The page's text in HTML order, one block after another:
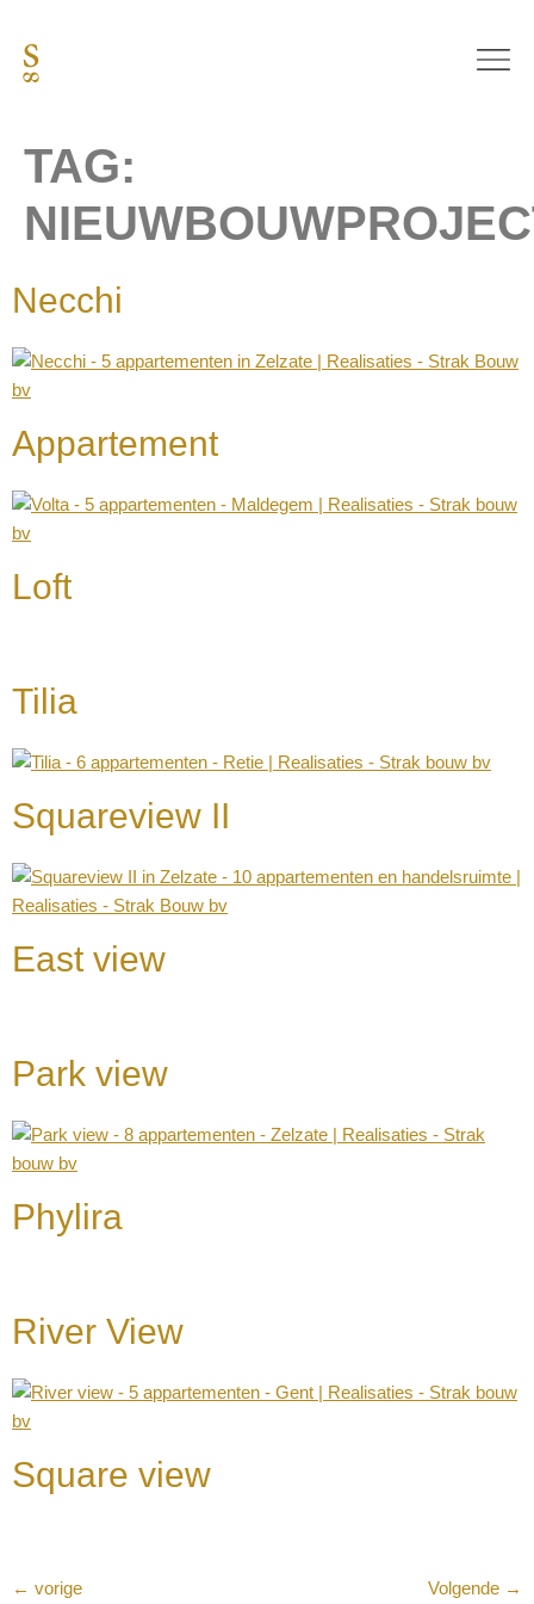
TAG:
Necchi
Appartement
Loft
Tilia
Squareview II
East view
Park view
Phylira
River View
Square view
← vorige Volgende →